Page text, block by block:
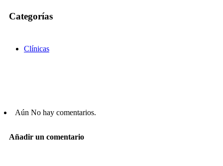
Categorías
Clínicas
Aún No hay comentarios.
Añadir un comentario